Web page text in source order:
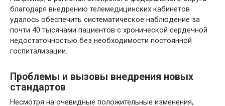
благодаря внедрению телемедицинских кабинетов
удалось обеспечить систематическое наблюдение за
почти 40 тысячами пациентов с хронической сердечной
недостаточностью без необходимости постоянной
госпитализации.
Проблемы и вызовы внедрения новых
стандартов
Несмотря на очевидные положительные изменения,